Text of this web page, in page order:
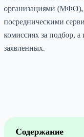
организациями (МФО),
посредническими
комиссиях за подбор, а
заявленных.
Содержание